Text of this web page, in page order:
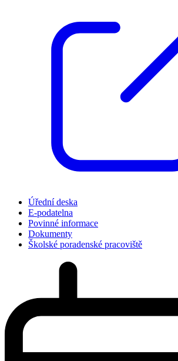
Úřední deska
E-podatelna
Povinné informace
Dokumenty
Školské poradenské pracoviště